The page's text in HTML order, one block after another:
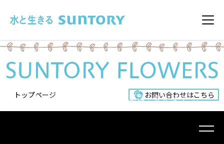
メ
トップページ お問い合わせはこちら